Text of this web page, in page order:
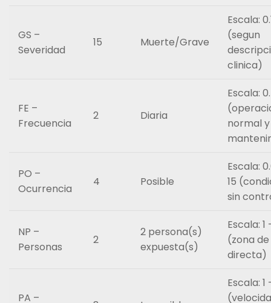
GS –
Severidad
15 Muerte/Grave
Escala:
(segun
clinica)
FE –
Frecuencia
2 Diaria
Escala:
normal y
PO –
Ocurrencia
4 Posible
Escala:
15
sin
NP –
Personas
2
2 persona(s)
expuesta(s)
Escala: 1
(zona
directa)
PA –
Escala: 1